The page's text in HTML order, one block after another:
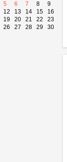
5 6 7 8
9
12 13 14 15
16
19 20 21 22
23
26 27 28 29
30